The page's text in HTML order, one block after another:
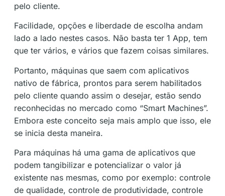
pelo cliente.
Facilidade, opções e liberdade de escolha andam
lado a lado nestes casos. Não basta ter 1 App, tem
que ter vários, e vários que fazem coisas similares.
Portanto, máquinas que saem com aplicativos
nativo de fábrica, prontos para serem habilitados
pelo cliente quando assim o desejar, estão sendo
reconhecidas no mercado como “Smart Machines”.
Embora este conceito seja mais amplo que isso, ele
se inicia desta maneira.
Para máquinas há uma gama de aplicativos que
podem tangibilizar e potencializar o valor já
existente nas mesmas, como por exemplo: controle
de qualidade, controle de produtividade, controle